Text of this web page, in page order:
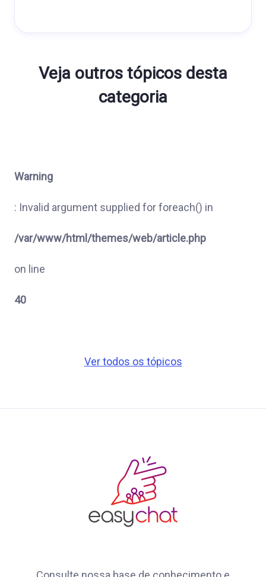
Veja outros tópicos desta
categoria
Warning
: Invalid argument supplied for foreach() in
/var/www/html/themes/web/article.php
on line
40
Ver todos os tópicos